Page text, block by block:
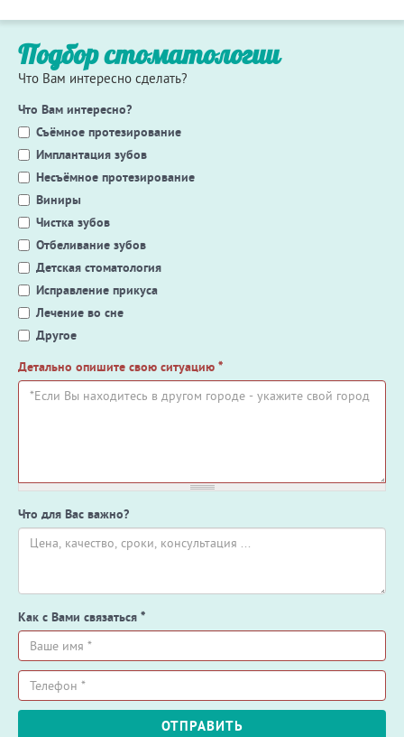
Подбор стоматологии
Что Вам интересно сделать?
Что Вам интересно?
Съёмное протезирование
Имплантация зубов
Несъёмное протезирование
Виниры
Чистка зубов
Отбеливание зубов
Детская стоматология
Исправление прикуса
Лечение во сне
Другое
Детально опишите свою ситуацию *
Что для Вас важно?
Как с Вами связаться *
Ваше
имя
*
Телефон
ОТПРАВИТЬ